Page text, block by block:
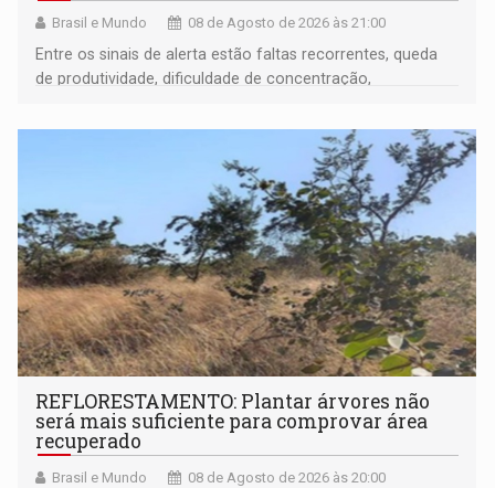
Brasil e Mundo 08 de Agosto de 2026 às 21:00
Entre os sinais de alerta estão faltas recorrentes, queda
de produtividade, dificuldade de concentração,
REFLORESTAMENTO: Plantar árvores não
será mais suficiente para comprovar área
recuperado
Brasil e Mundo 08 de Agosto de 2026 às 20:00